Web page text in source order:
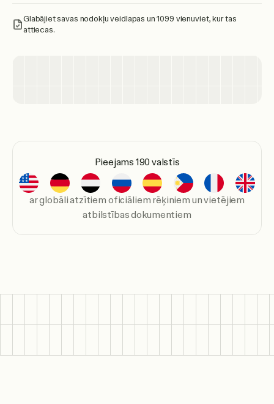
Glabājiet savas nodokļu veidlapas un 1099 vienuviet, kur tas
attiecas.
Pieejams 190 valstīs
ar globāli atzītiem oficiāliem rēķiniem un vietējiem
atbilstības dokumentiem